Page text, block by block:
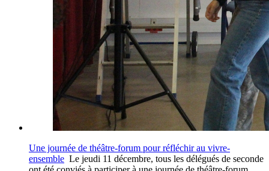
Une journée de théâtre-forum pour réfléchir au vivre-
ensemble Le jeudi 11 décembre, tous les délégués de seconde